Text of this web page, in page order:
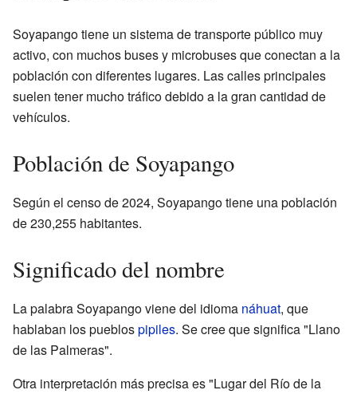
Soyapango tiene un sistema de transporte público muy
activo, con muchos buses y microbuses que conectan a la
población con diferentes lugares. Las calles principales
suelen tener mucho tráfico debido a la gran cantidad de
vehículos.
Población de Soyapango
Según el censo de 2024, Soyapango tiene una población
de 230,255 habitantes.
Significado del nombre
La palabra Soyapango viene del idioma náhuat, que
hablaban los pueblospipiles. Se cree que significa "Llano
de las Palmeras".
Otra interpretación más precisa es "Lugar del Río de la